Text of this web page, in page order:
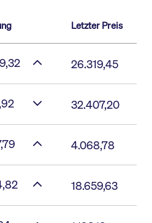
Letzter Preis
26.319,45
32.407,20
4.068,78
18.659,63